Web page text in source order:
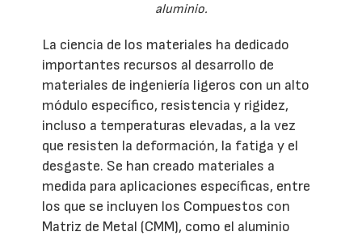
aluminio.
La ciencia de los materiales ha dedicado
importantes recursos al desarrollo de
materiales de ingeniería ligeros con un alto
módulo específico, resistencia y rigidez,
incluso a temperaturas elevadas, a la vez
que resisten la deformación, la fatiga y el
desgaste. Se han creado materiales a
medida para aplicaciones específicas, entre
los que se incluyen los Compuestos con
Matriz de Metal (CMM), como el aluminio